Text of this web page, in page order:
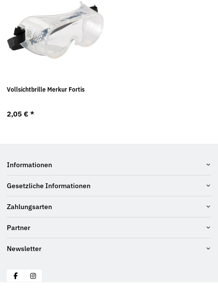
Vollsichtbrille Merkur Fortis
2,05 € *
Informationen
Gesetzliche Informationen
Zahlungsarten
Partner
Newsletter